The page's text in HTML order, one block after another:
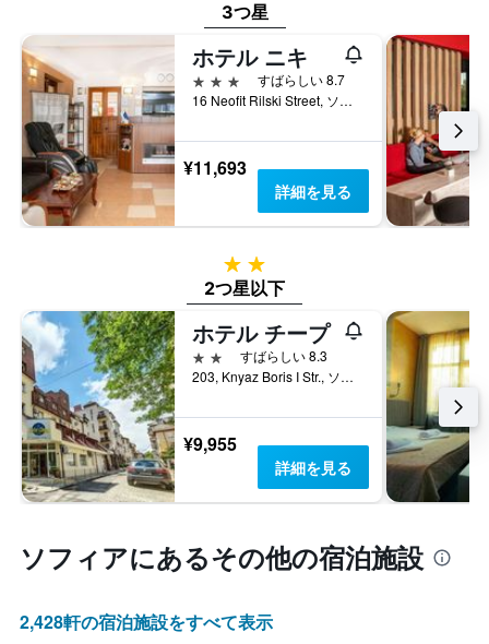
表
し
て
い
ま
す
3つ星
ホテル ニキ
3つ星
すばらしい 8.7
16 Neofit Rilski Street, ソフィア, ブルガリア
¥11,693
詳細を見る
2つ星
2つ星以下
ホテル チープ
2つ星
すばらしい 8.3
203, Knyaz Boris I Str., ソフィア, ブルガリア
¥9,955
詳細を見る
ソフィア​にあるその他の宿泊施設
2,428​軒の宿泊施設をすべて表示